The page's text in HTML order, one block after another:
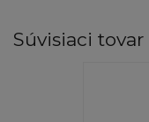
Súvisiaci tovar